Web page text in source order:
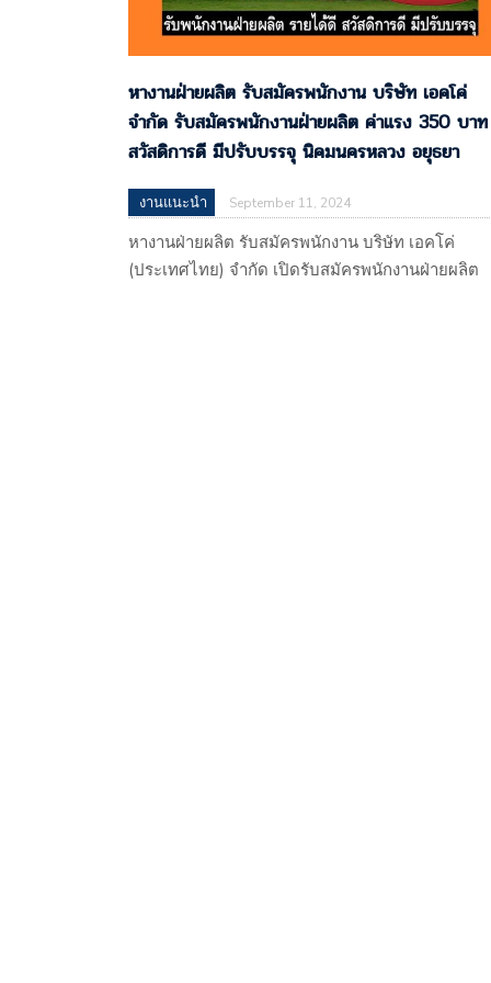
หางานฝ่ายผลิต รับสมัครพนักงาน บริษัท เอคโค่
จำกัด รับสมัครพนักงานฝ่ายผลิต ค่าแรง 350 บาท
สวัสดิการดี มีปรับบรรจุ นิคมนครหลวง อยุธยา
งานแนะนำ September 11, 2024
หางานฝ่ายผลิต รับสมัครพนักงาน บริษัท เอคโค่
(ประเทศไทย) จำกัด เปิดรับสมัครพนักงานฝ่ายผลิต